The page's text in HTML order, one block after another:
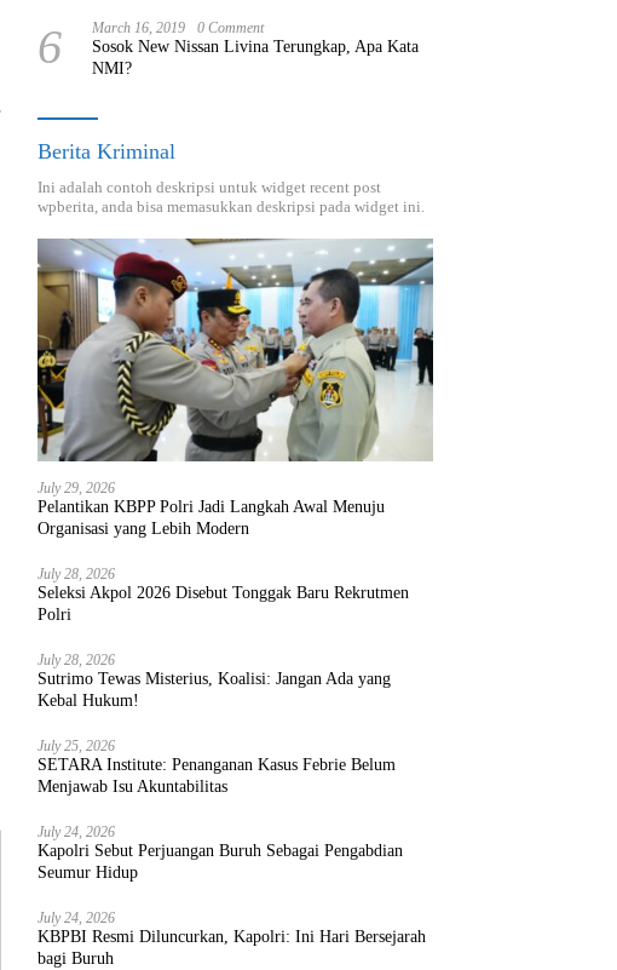
6 March 16, 2019 0 Comment
Sosok New Nissan Livina Terungkap, Apa Kata
NMI?
Berita Kriminal
Ini adalah contoh deskripsi untuk widget recent post
wpberita, anda bisa memasukkan deskripsi pada widget ini.
July 29, 2026
Pelantikan KBPP Polri Jadi Langkah Awal Menuju
Organisasi yang Lebih Modern
July 28, 2026
Seleksi Akpol 2026 Disebut Tonggak Baru Rekrutmen
Polri
July 28, 2026
Sutrimo Tewas Misterius, Koalisi: Jangan Ada yang
Kebal Hukum!
July 25, 2026
SETARA Institute: Penanganan Kasus Febrie Belum
Menjawab Isu Akuntabilitas
July 24, 2026
Kapolri Sebut Perjuangan Buruh Sebagai Pengabdian
Seumur Hidup
July 24, 2026
KBPBI Resmi Diluncurkan, Kapolri: Ini Hari Bersejarah
bagi Buruh